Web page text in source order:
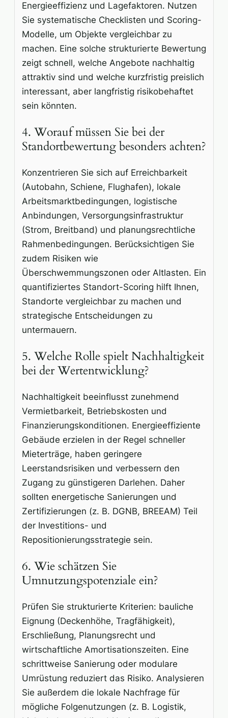
Energieeffizienz und Lagefaktoren. Nutzen
Sie systematische Checklisten und Scoring-
Modelle, um Objekte vergleichbar zu
machen. Eine solche strukturierte Bewertung
zeigt schnell, welche Angebote nachhaltig
attraktiv sind und welche kurzfristig preislich
interessant, aber langfristig risikobehaftet
sein könnten.
4. Worauf müssen Sie bei der
Standortbewertung besonders achten?
Konzentrieren Sie sich auf Erreichbarkeit
(Autobahn, Schiene, Flughafen), lokale
Arbeitsmarktbedingungen, logistische
Anbindungen, Versorgungsinfrastruktur
(Strom, Breitband) und planungsrechtliche
Rahmenbedingungen. Berücksichtigen Sie
zudem Risiken wie
Überschwemmungszonen oder Altlasten. Ein
quantifiziertes Standort-Scoring hilft Ihnen,
Standorte vergleichbar zu machen und
strategische Entscheidungen zu
untermauern.
5. Welche Rolle spielt Nachhaltigkeit
bei der Wertentwicklung?
Nachhaltigkeit beeinflusst zunehmend
Vermietbarkeit, Betriebskosten und
Finanzierungskonditionen. Energieeffiziente
Gebäude erzielen in der Regel schneller
Mieterträge, haben geringere
Leerstandsrisiken und verbessern den
Zugang zu günstigeren Darlehen. Daher
sollten energetische Sanierungen und
Zertifizierungen (z. B. DGNB, BREEAM) Teil
der Investitions- und
Repositionierungsstrategie sein.
6. Wie schätzen Sie
Umnutzungspotenziale ein?
Prüfen Sie strukturierte Kriterien: bauliche
Eignung (Deckenhöhe, Tragfähigkeit),
Erschließung, Planungsrecht und
wirtschaftliche Amortisationszeiten. Eine
schrittweise Sanierung oder modulare
Umrüstung reduziert das Risiko. Analysieren
Sie außerdem die lokale Nachfrage für
mögliche Folge­nutzungen (z. B. Logistik,